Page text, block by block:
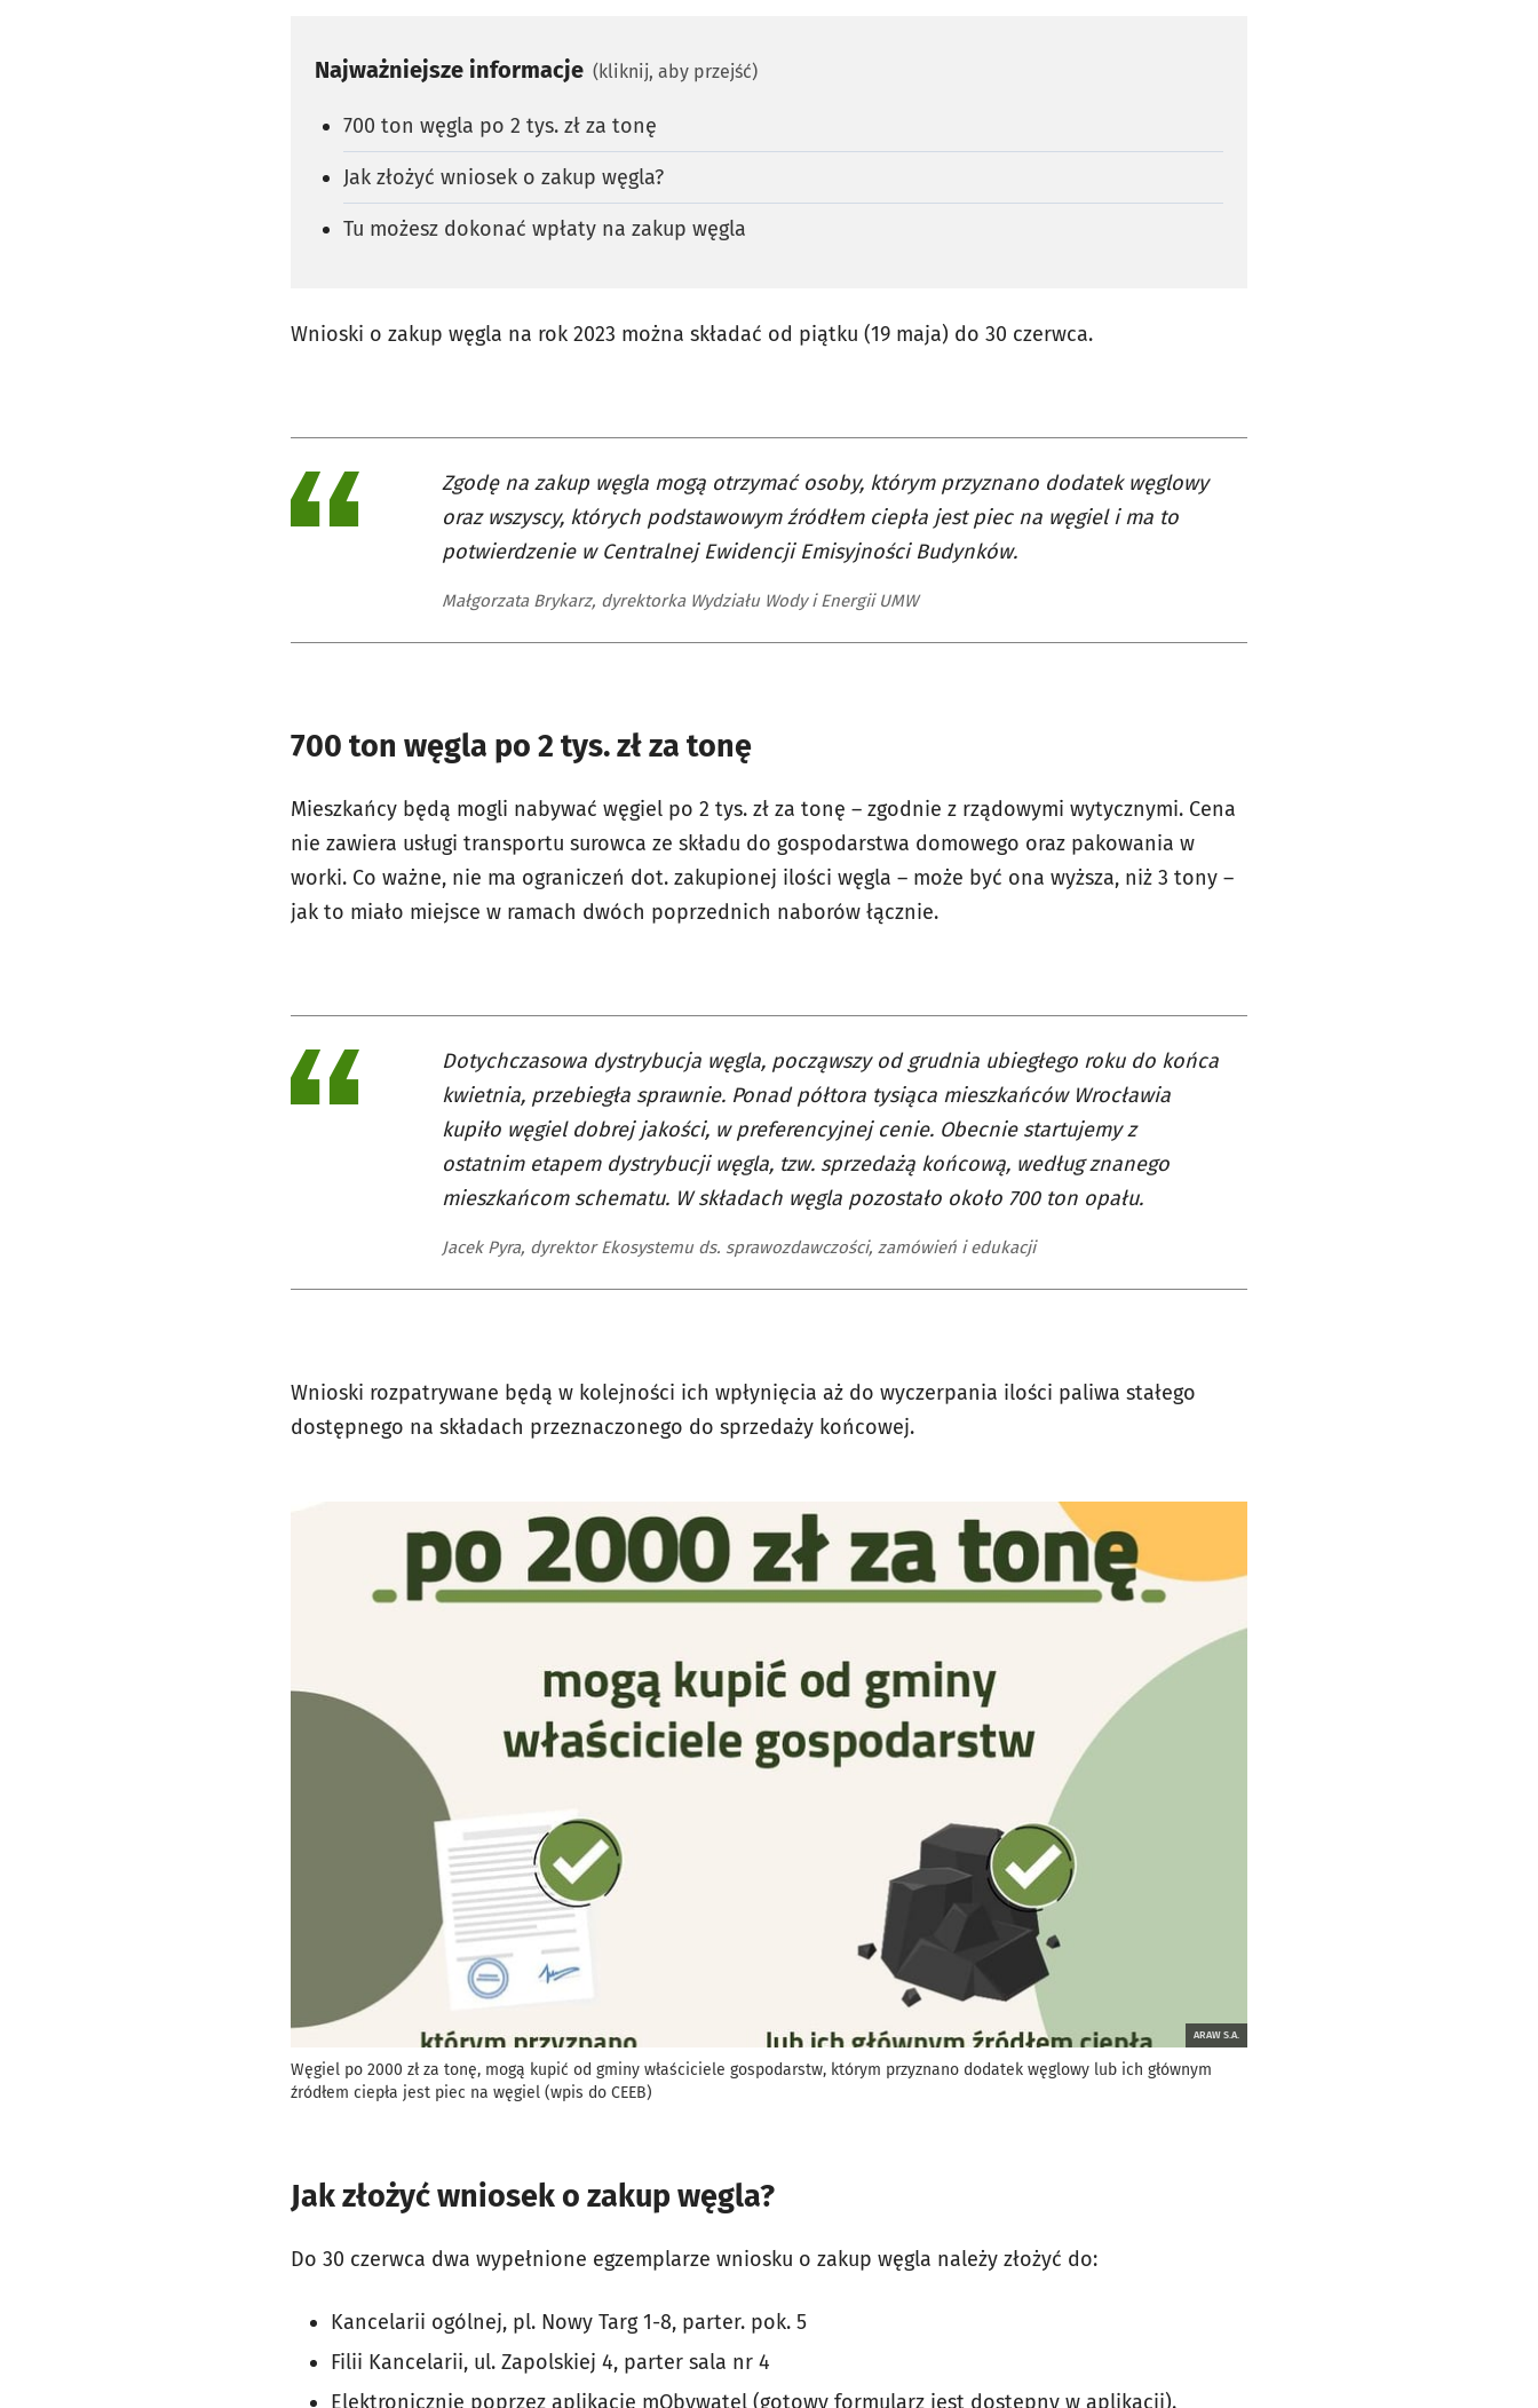
Najważniejsze informacje (kliknij, aby przejść)
700 ton węgla po 2 tys. zł za tonę
Jak złożyć wniosek o zakup węgla?
Tu możesz dokonać wpłaty na zakup węgla
Wnioski o zakup węgla na rok 2023 można składać od piątku (19 maja) do 30 czerwca.
Zgodę na zakup węgla mogą otrzymać osoby, którym przyznano dodatek węglowy
oraz wszyscy, których podstawowym źródłem ciepła jest piec na węgiel i ma to
potwierdzenie w Centralnej Ewidencji Emisyjności Budynków.
Małgorzata Brykarz, dyrektorka Wydziału Wody i Energii UMW
700 ton węgla po 2 tys. zł za tonę
Mieszkańcy będą mogli nabywać węgiel po 2 tys. zł za tonę – zgodnie z rządowymi wytycznymi. Cena
nie zawiera usługi transportu surowca ze składu do gospodarstwa domowego oraz pakowania w
worki. Co ważne, nie ma ograniczeń dot. zakupionej ilości węgla – może być ona wyższa, niż 3 tony –
jak to miało miejsce w ramach dwóch poprzednich naborów łącznie.
Dotychczasowa dystrybucja węgla, począwszy od grudnia ubiegłego roku do końca
kwietnia, przebiegła sprawnie. Ponad półtora tysiąca mieszkańców Wrocławia
kupiło węgiel dobrej jakości, w preferencyjnej cenie. Obecnie startujemy z
ostatnim etapem dystrybucji węgla, tzw. sprzedażą końcową, według znanego
mieszkańcom schematu. W składach węgla pozostało około 700 ton opału.
Jacek Pyra, dyrektor Ekosystemu ds. sprawozdawczości, zamówień i edukacji
Wnioski rozpatrywane będą w kolejności ich wpłynięcia aż do wyczerpania ilości paliwa stałego
dostępnego na składach przeznaczonego do sprzedaży końcowej.
ARAW S.A.
Węgiel po 2000 zł za tonę, mogą kupić od gminy właściciele gospodarstw, którym przyznano dodatek węglowy lub ich głównym
źródłem ciepła jest piec na węgiel (wpis do CEEB)
Jak złożyć wniosek o zakup węgla?
Do 30 czerwca dwa wypełnione egzemplarze wniosku o zakup węgla należy złożyć do:
Kancelarii ogólnej, pl. Nowy Targ 1-8, parter. pok. 5
Filii Kancelarii, ul. Zapolskiej 4, parter sala nr 4
Elektronicznie poprzez aplikację mObywatel (gotowy formularz jest dostępny w aplikacji).